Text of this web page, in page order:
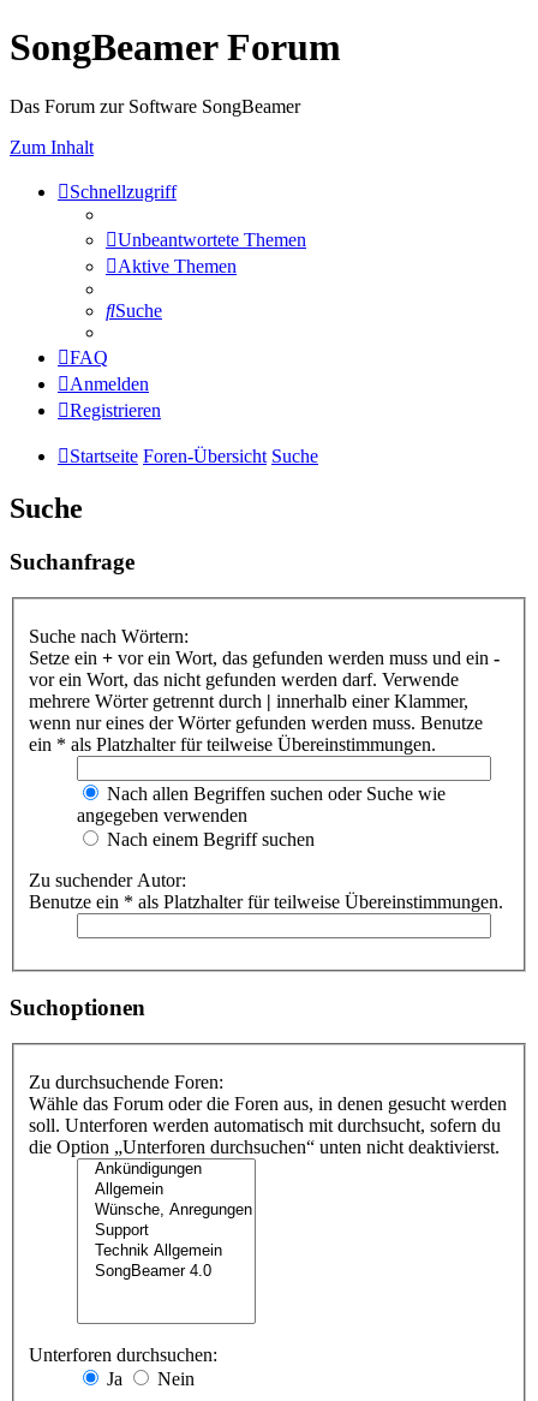
SongBeamer Forum
Das Forum zur Software SongBeamer
Zum Inhalt
Schnellzugriff
Unbeantwortete Themen
Aktive Themen
Suche
FAQ
Anmelden
Registrieren
Startseite Foren-Übersicht Suche
Suche
Suchanfrage
Suche nach Wörtern:
Setze ein + vor ein Wort, das gefunden werden muss und ein -
vor ein Wort, das nicht gefunden werden darf. Verwende
mehrere Wörter getrennt durch | innerhalb einer Klammer,
wenn nur eines der Wörter gefunden werden muss. Benutze
ein * als Platzhalter für teilweise Übereinstimmungen.
Nach allen Begriffen suchen oder Suche wie
angegeben verwenden
Nach einem Begriff suchen
Zu suchender Autor:
Benutze ein * als Platzhalter für teilweise Übereinstimmungen.
Suchoptionen
Zu durchsuchende Foren:
Wähle das Forum oder die Foren aus, in denen gesucht werden
soll. Unterforen werden automatisch mit durchsucht, sofern du
die Option „Unterforen durchsuchen“ unten nicht deaktivierst.
Unterforen durchsuchen:
Ja
Nein